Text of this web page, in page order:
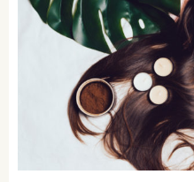
生活